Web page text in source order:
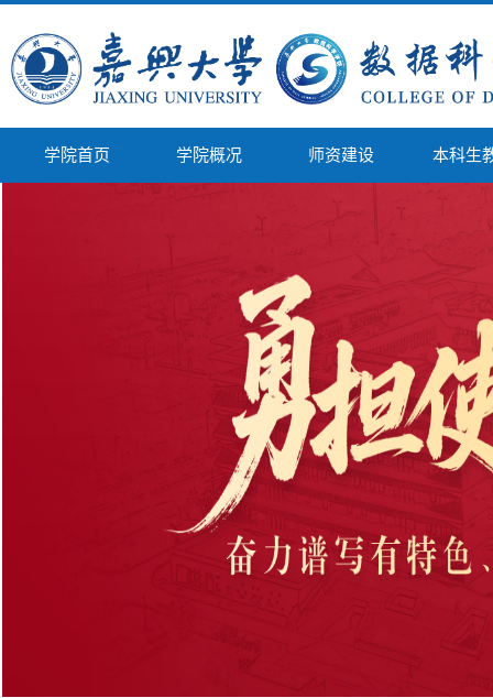
学院首页 学院概况 师资建设 本科生